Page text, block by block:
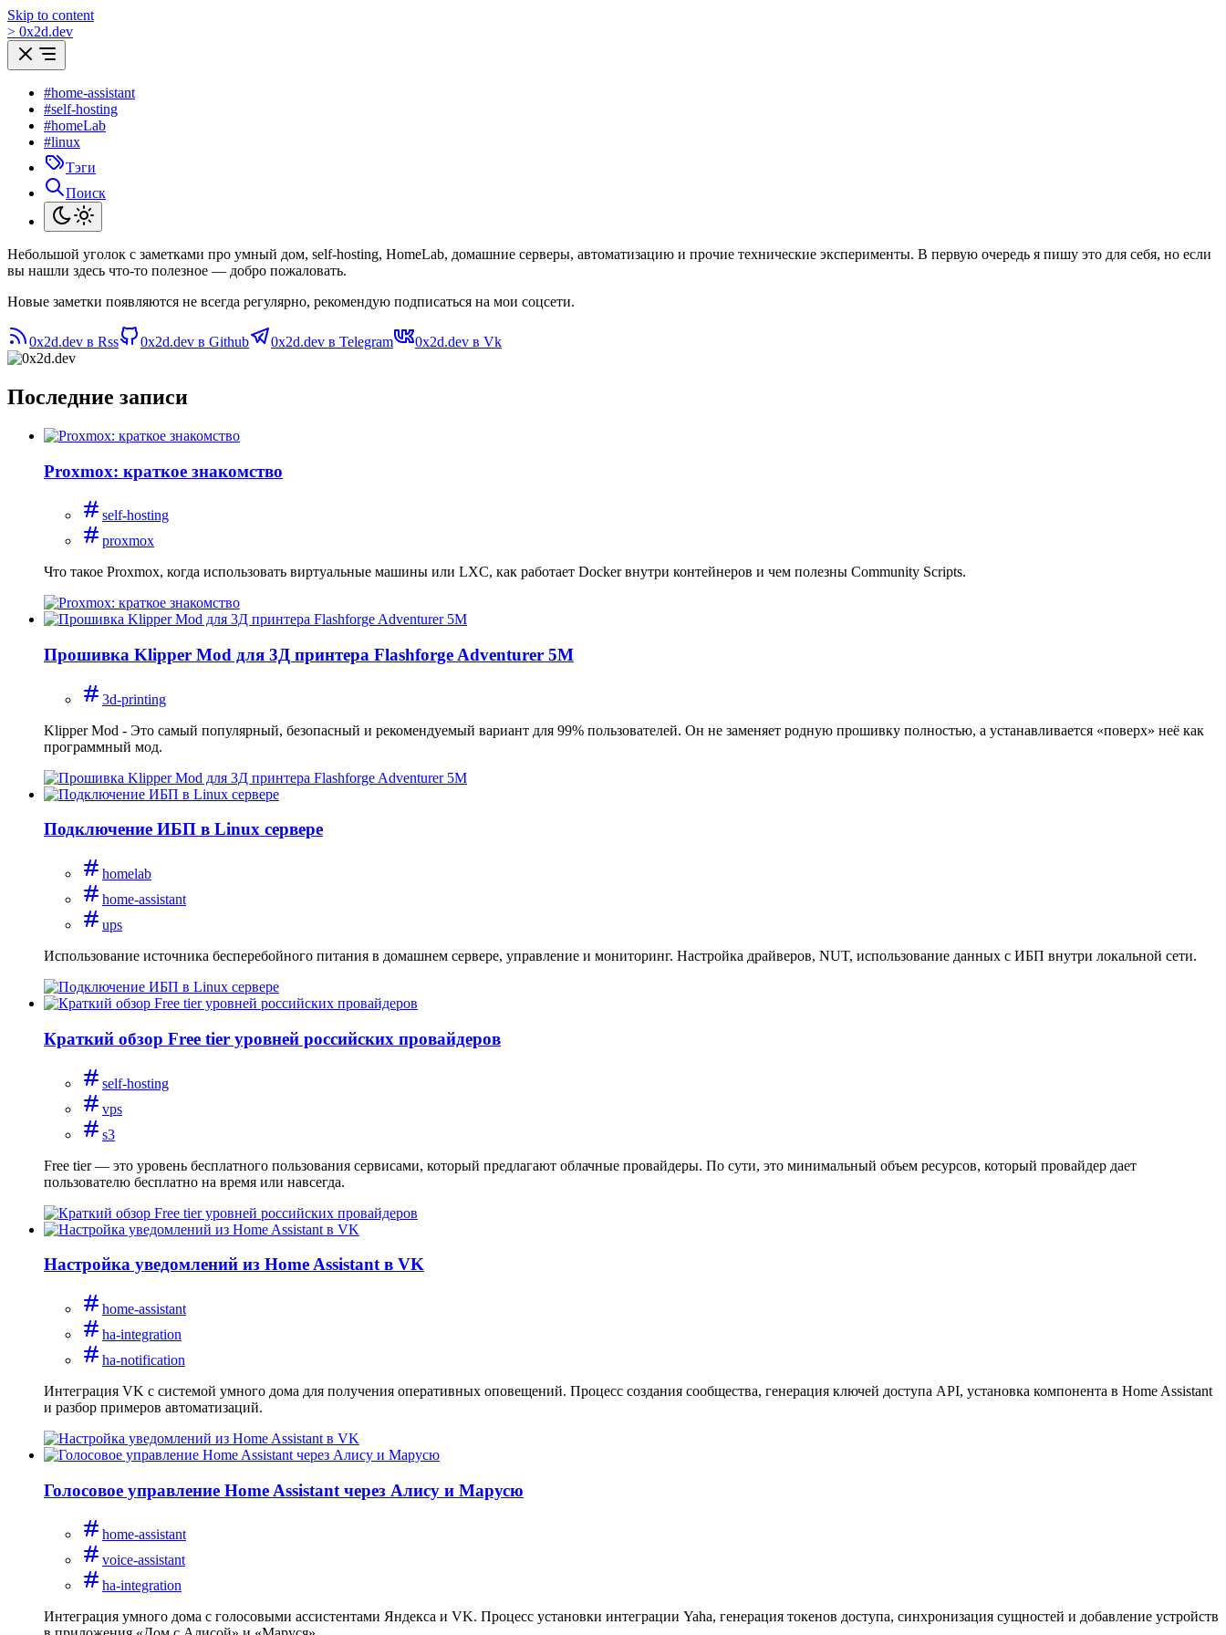
Skip to content
> 0x2d.dev
#home-assistant
#self-hosting
#homeLab
#linux
Тэги
Поиск
Небольшой уголок с заметками про умный дом, self-hosting, HomeLab, домашние серверы, автоматизацию и прочие технические эксперименты. В первую очередь я пишу это для себя, но если
вы нашли здесь что-то полезное — добро пожаловать.
Новые заметки появляются не всегда регулярно, рекомендую подписаться на мои соцсети.
0x2d.dev в Rss 0x2d.dev в Github 0x2d.dev в Telegram 0x2d.dev в Vk
Последние записи
Proxmox: краткое знакомство
self-hosting
proxmox
Что такое Proxmox, когда использовать виртуальные машины или LXC, как работает Docker внутри контейнеров и чем полезны Community Scripts.
Прошивка Klipper Mod для 3Д принтера Flashforge Adventurer 5M
3d-printing
Klipper Mod - Это самый популярный, безопасный и рекомендуемый вариант для 99% пользователей. Он не заменяет родную прошивку полностью, а устанавливается «поверх» неё как
программный мод.
Подключение ИБП в Linux сервере
homelab
home-assistant
ups
Использование источника бесперебойного питания в домашнем сервере, управление и мониторинг. Настройка драйверов, NUT, использование данных с ИБП внутри локальной сети.
Краткий обзор Free tier уровней российских провайдеров
self-hosting
vps
s3
Free tier — это уровень бесплатного пользования сервисами, который предлагают облачные провайдеры. По сути, это минимальный объем ресурсов, который провайдер дает
пользователю бесплатно на время или навсегда.
Настройка уведомлений из Home Assistant в VK
home-assistant
ha-integration
ha-notification
Интеграция VK с системой умного дома для получения оперативных оповещений. Процесс создания сообщества, генерация ключей доступа API, установка компонента в Home Assistant
и разбор примеров автоматизаций.
Голосовое управление Home Assistant через Алису и Марусю
home-assistant
voice-assistant
ha-integration
Интеграция умного дома с голосовыми ассистентами Яндекса и VK. Процесс установки интеграции Yaha, генерация токенов доступа, синхронизация сущностей и добавление устройств